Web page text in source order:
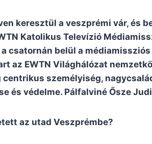
keresztül a veszprémi vár, és
Katolikus Televízió
csatornán belül a
az EWTN Világhálózat
személyiség,
és védelme. Pálfalviné Ősze
az utad Veszprémbe?